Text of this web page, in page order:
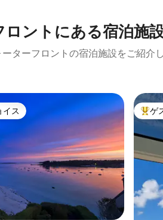
ントにある宿泊施
ターフロントの宿泊施設をご紹介
イス
イス 大好
ゲ